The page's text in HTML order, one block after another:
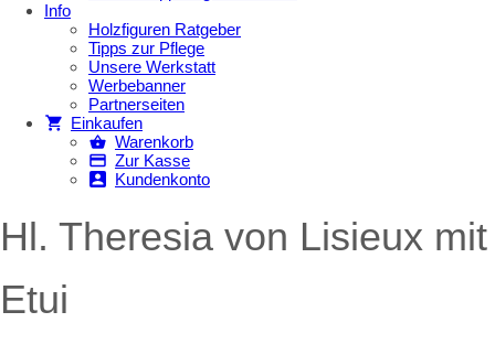
Info
Holzfiguren Ratgeber
Tipps zur Pflege
Unsere Werkstatt
Werbebanner
Partnerseiten
Einkaufen
Warenkorb
Zur Kasse
Kundenkonto
Hl. Theresia von Lisieux mit
Etui